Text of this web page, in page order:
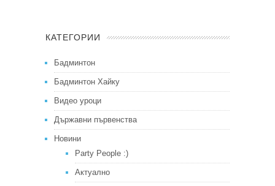
КАТЕГОРИИ
Бадминтон
Бадминтон Хайку
Видео уроци
Държавни първенства
Новини
Party People :)
Актуално